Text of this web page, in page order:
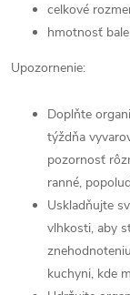
celkové
hmotnosť
Upozornenie:
Doplňte
týždňa
pozornosť
ranné,
Uskladňujte
vlhkosti, aby
kuchyni, kde